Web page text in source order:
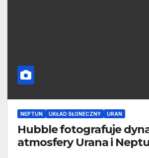
NEPTUN UKŁAD SŁONECZNY URAN
Hubble fotografuje
atmosfery Urana i